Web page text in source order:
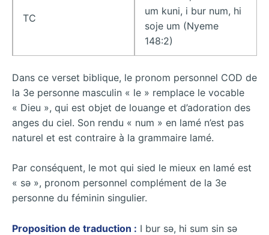
TC
um kuni, i bur num, hi
soje um (Nyeme
148:2)
Dans ce verset biblique, le pronom personnel COD de
la 3e personne masculin « le » remplace le vocable
« Dieu », qui est objet de louange et d’adoration des
anges du ciel. Son rendu « num » en lamé n’est pas
naturel et est contraire à la grammaire lamé.
Par conséquent, le mot qui sied le mieux en lamé est
« sǝ », pronom personnel complément de la 3e
personne du féminin singulier.
Proposition de traduction : I bur sǝ, hi sum sin sǝ